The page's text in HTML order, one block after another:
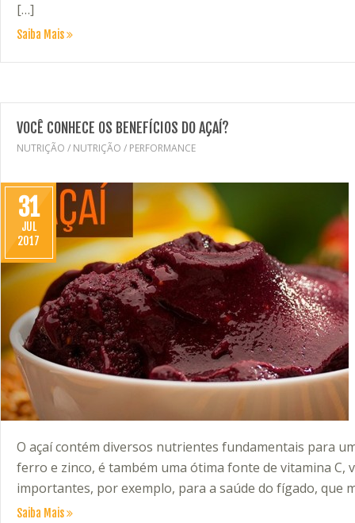
[…]
Saiba Mais
VOCÊ CONHECE OS BENEFÍCIOS DO AÇAÍ?
NUTRIÇÃO / NUTRIÇÃO / PERFORMANCE
31
JUL
2017
O açaí contém diversos nutrientes fundamentais para
ferro e zinco, é também uma ótima fonte de vitamina C,
importantes, por exemplo, para a saúde do fígado,
Saiba Mais